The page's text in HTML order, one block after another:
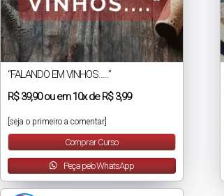
“FALANDO EM VINHOS…..”
R$39,90ou em10xdeR$ 3,99
[seja o primeiro a comentar]
Comprar Curso
Peça pelo WhatsApp